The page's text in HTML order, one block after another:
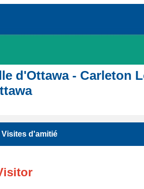
d'Ottawa - Carleton
d'amitié